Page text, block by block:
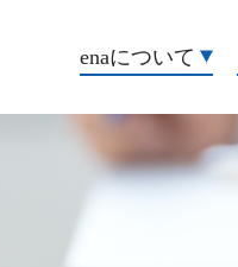
enaについて